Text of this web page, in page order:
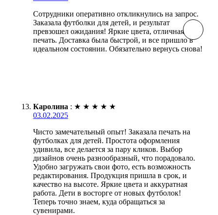
Сотрудники оперативно откликнулись на запрос.
Заказала футболки для детей, и результат
превзошел ожидания! Яркие цвета, отличная
печать. Доставка была быстрой, и все пришло в
идеальном состоянии. Обязательно вернусь снова!
Каролина : ★ ★ ★ ★ ★
03.02.2025
Чисто замечательный опыт! Заказала печать на
футболках для детей. Простота оформления
удивила, все делается за пару кликов. Выбор
дизайнов очень разнообразный, что порадовало.
Удобно загружать свои фото, есть возможность
редактирования. Продукция пришла в срок, и
качество на высоте. Яркие цвета и аккуратная
работа. Дети в восторге от новых футболок!
Теперь точно знаем, куда обращаться за
сувенирами.